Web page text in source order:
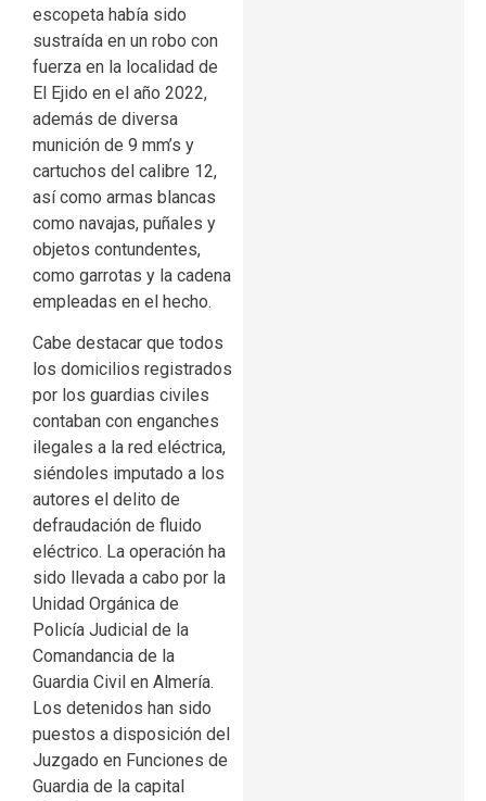
escopeta había sido
sustraída en un robo con
fuerza en la localidad de
El Ejido en el año 2022,
además de diversa
munición de 9 mm’s y
cartuchos del calibre 12,
así como armas blancas
como navajas, puñales y
objetos contundentes,
como garrotas y la cadena
empleadas en el hecho.
Cabe destacar que todos
los domicilios registrados
por los guardias civiles
contaban con enganches
ilegales a la red eléctrica,
siéndoles imputado a los
autores el delito de
defraudación de fluido
eléctrico. La operación ha
sido llevada a cabo por la
Unidad Orgánica de
Policía Judicial de la
Comandancia de la
Guardia Civil en Almería.
Los detenidos han sido
puestos a disposición del
Juzgado en Funciones de
Guardia de la capital